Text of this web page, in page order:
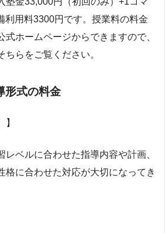
利用料3300円です。授業料の料金
式ホームページからできますので、
らをご覧ください。
形式の料金
】
レベルに合わせた指導内容や計画、
格に合わせた対応が大切になってき